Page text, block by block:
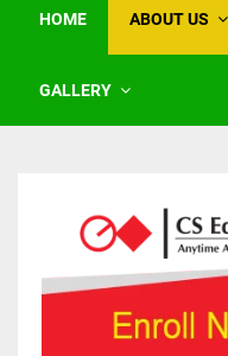
HOME ABOUT US
GALLERY